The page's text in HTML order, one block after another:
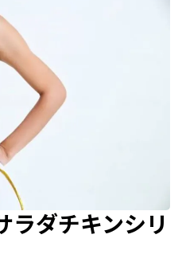
ダチキンシリ